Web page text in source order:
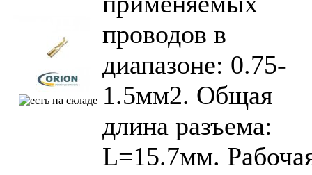
проводов в
диапазоне: 0.75-
1.5мм2. Общая
длина разъема:
L=15.7мм.